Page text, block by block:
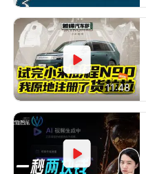
11:48